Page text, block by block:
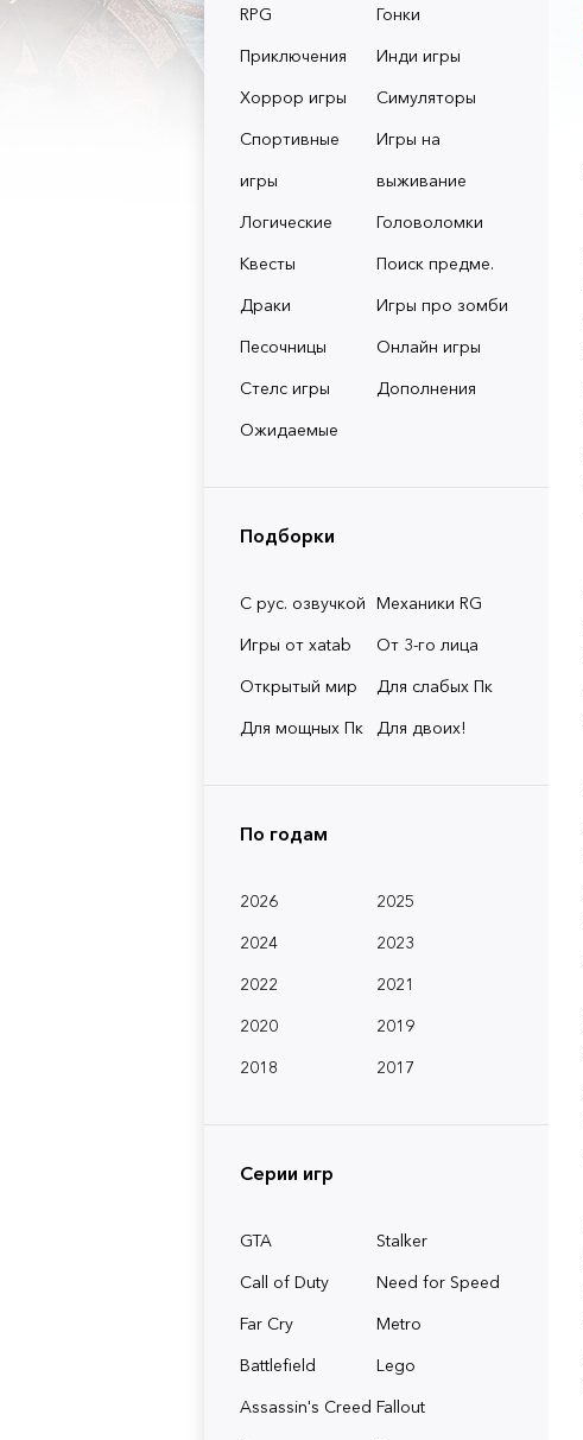
RPG
Гонки
Приключения
Инди игры
Хоррор игры
Симуляторы
Спортивные
игры
Игры на
выживание
Логические
Головоломки
Квесты
Поиск предме.
Драки
Игры про зомби
Песочницы
Онлайн игры
Стелс игры
Дополнения
Ожидаемые
Подборки
С рус. озвучкой Механики RG
Игры от xatab
От 3-го лица
Открытый мир
Для слабых Пк
Для мощных Пк
Для двоих!
По годам
2026
2025
2024
2023
2022
2021
2020
2019
2018
2017
Серии игр
GTA
Stalker
Call of Duty
Need for Speed
Far Cry
Metro
Battlefield
Lego
Assassin's Creed Fallout